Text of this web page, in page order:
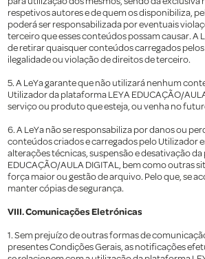
para utilização dos mesmos, sendo da exclusiva
respetivos autores e de quem os disponibiliza,
poderá ser responsabilizada por eventuais
terceiro que esses conteúdos possam causar. A
de retirar quaisquer conteúdos carregados
ilegalidade ou violação de direitos de terceiro.
5. A LeYa garante que não utilizará nenhum
Utilizador da plataforma LEYA EDUCAÇÃO/
serviço ou produto que esteja, ou venha no
6. A LeYa não se responsabiliza por danos ou
conteúdos criados e carregados pelo Utilizador
alterações técnicas, suspensão e desativação
EDUCAÇÃO/AULA DIGITAL, bem como outras
força maior ou gestão de arquivo. Pelo que, se
manter cópias de segurança.
VIII. Comunicações Eletrónicas
1. Sem prejuízo de outras formas de
presentes Condições Gerais, as notificações